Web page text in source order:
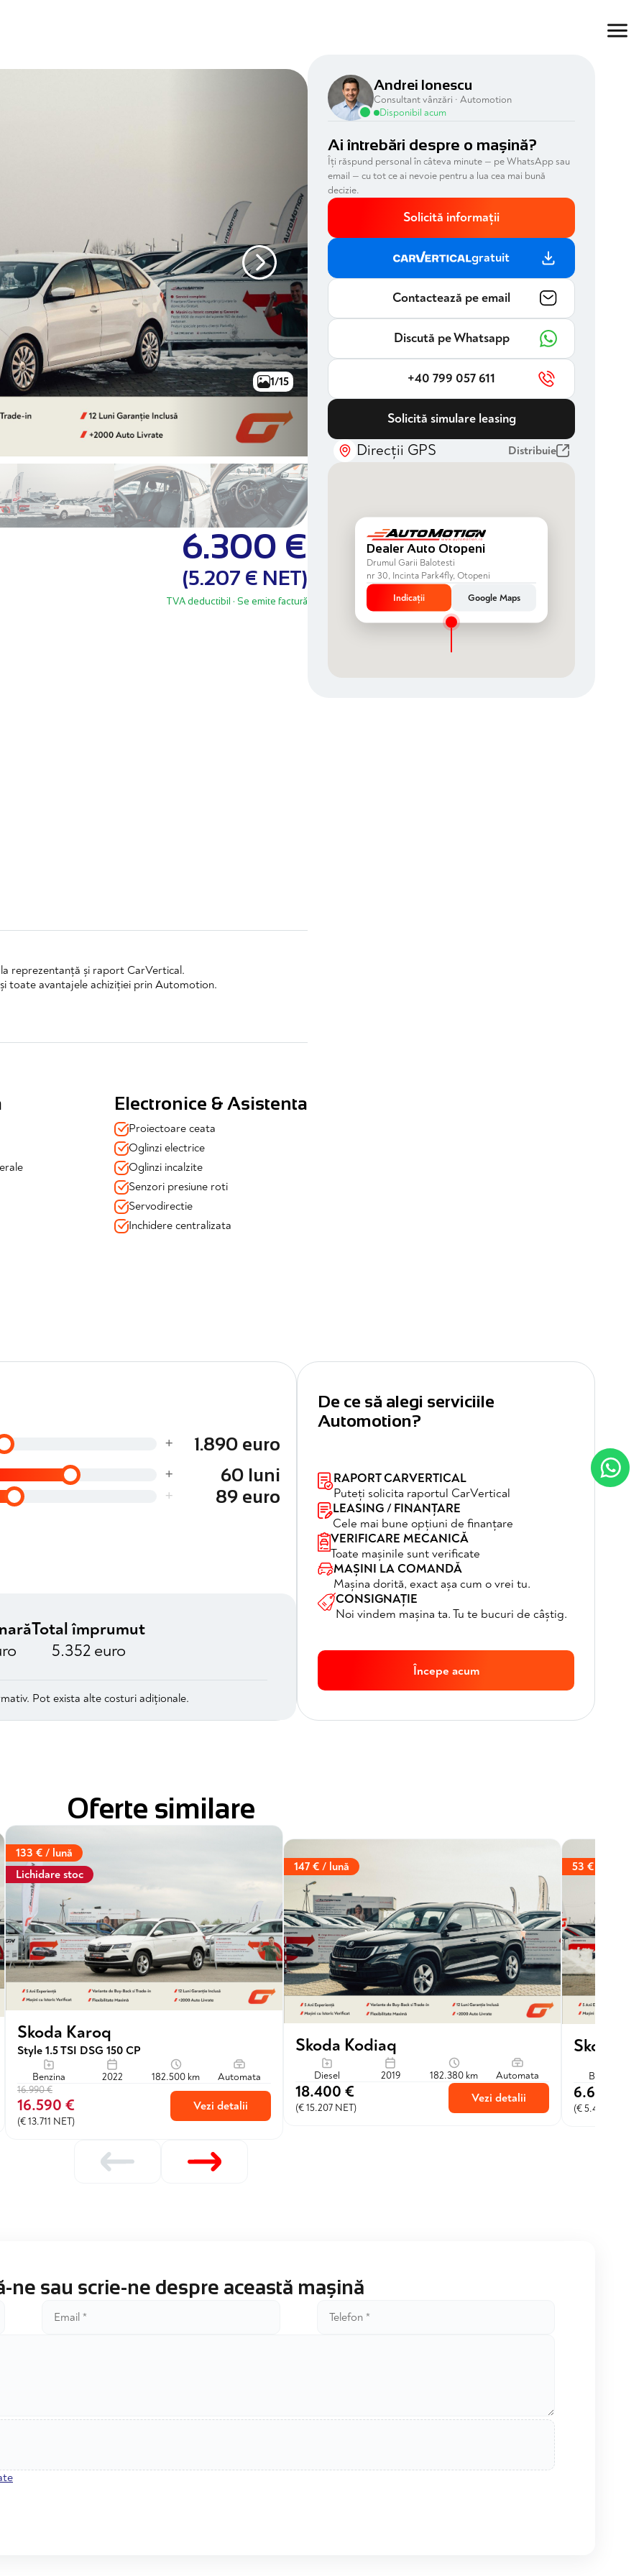
1/15
6.300 €
(5.207 € NET)
TVA deductibil · Se emite factură
reprezentanță și raport CarVertical.
toate avantajele achiziției prin Automotion.
efectuate
consultanță dedicată, soluții de finanțare adaptate
Electronice & Asistenta
Proiectoare ceata
Oglinzi electrice
Oglinzi incalzite
Senzori presiune roti
Servodirectie
Inchidere centralizata
Andrei Ionescu
Consultant vânzări · Automotion
Disponibil acum
Ai întrebări despre o mașină?
Îți răspund personal în câteva minute — pe WhatsApp sau
email — cu tot ce ai nevoie pentru a lua cea mai bună
decizie.
Solicită informații
gratuit
Contactează pe email
Discută pe Whatsapp
+40 799 057 611
Solicită simulare leasing
Direcții GPS Distribuie
Dealer Auto Otopeni
Drumul Garii Balotesti
nr 30, Incinta Park4fly, Otopeni
Indicații
Google Maps
+
1.890 euro
+
60 luni
+ 89 euro
Total împrumut
5.352 euro
Pot exista alte costuri adiționale.
De ce să alegi serviciile
Automotion?
RAPORT CARVERTICAL
Puteți solicita raportul CarVertical
LEASING / FINANȚARE
Cele mai bune opțiuni de finanțare
VERIFICARE MECANICĂ
Toate mașinile sunt verificate
MAȘINI LA COMANDĂ
Mașina dorită, exact așa cum o vrei tu.
CONSIGNAȚIE
Noi vindem mașina ta. Tu te bucuri de câștig.
Începe acum
Oferte similare
Lichidare stoc
133 € / lună
Skoda Karoq
Style 1.5 TSI DSG 150 CP
Benzina 2022 182.500 km
Automata
16.990 €
16.590 €
(€ 13.711 NET)
Vezi detalii
147 € / lună
Skoda Kodiaq
Diesel 2019 182.380 km Automata
18.400 €
(€ 15.207 NET)
Vezi detalii
53 € / lună
Skoda
Benzina
6.600 €
(€ 5.455 NET)
ne sau scrie-ne despre această mașină